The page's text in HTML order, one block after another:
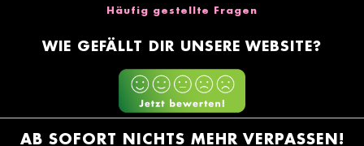
Häufig gestellte Fragen
WIE GEFÄLLT DIR UNSERE WEBSITE?
AB SOFORT NICHTS MEHR VERPASSEN!